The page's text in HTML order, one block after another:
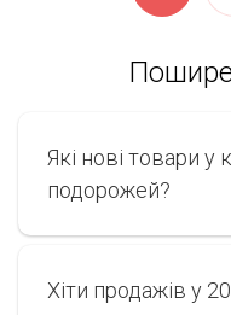
Які нові товари у
подорожей?
Хіти продажів у